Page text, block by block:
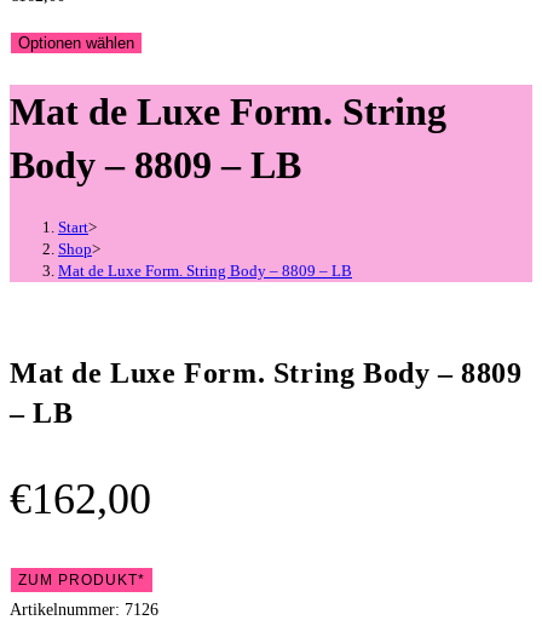
Optionen wählen
Mat de Luxe Form. String
Body – 8809 – LB
Start>
Shop>
Mat de Luxe Form. String Body – 8809 – LB
Mat de Luxe Form. String Body – 8809
– LB
€162,00
ZUM PRODUKT*
Artikelnummer: 7126